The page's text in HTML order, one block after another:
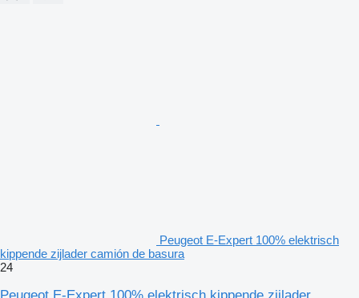
Peugeot E-Expert 100% elektrisch
kippende zijlader camión de basura
24